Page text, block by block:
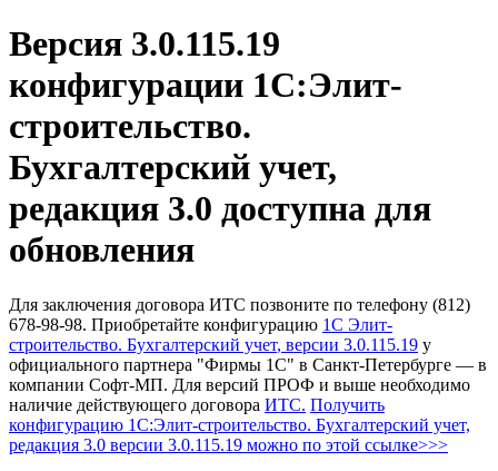
Версия 3.0.115.19
конфигурации 1С:Элит-
строительство.
Бухгалтерский учет,
редакция 3.0 доступна для
обновления
Для заключения договора ИТС позвоните по телефону (812)
678-98-98. Приобретайте конфигурацию 1С Элит-
строительство. Бухгалтерский учет, версии 3.0.115.19 у
официального партнера "Фирмы 1С" в Санкт-Петербурге — в
компании Софт-МП. Для версий ПРОФ и выше необходимо
наличие действующего договора ИТС. Получить
конфигурацию 1С:Элит-строительство. Бухгалтерский учет,
редакция 3.0 версии 3.0.115.19 можно по этой ссылке>>>